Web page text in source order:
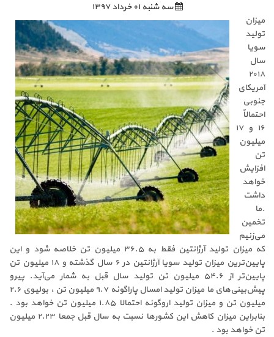
سه شنبه ۰۱ خرداد ۱۳۹۷
میزان
تولید
سویا
سال
۲۰۱۸
آمریکای
جنوبی
احتمالاً
۱۶ و ۱۷
میلیون
تن
افزایش
خواهد
داشت
.ما
تخمین
می‌زنیم
که میزان تولید آرژانتین فقط به ۳۶.۵ میلیون تن خلاصه شود و این
پایین‌ترین میزان تولید سویا آرژانتین در ۶ سال گذشته و ۱۸ میلیون تن
پایین‌تر از ۵۴.۶ میلیون تن تولید سال قبل به شمار می‌آید. پیرو
پیش‌بینی‌های ما میزان تولید امسال پاراگوئه ۹.۷ میلیون تن ، بولیوی ۲.۶
میلیون تن و میزان تولید اروگوئه احتمالا ۱.۸۵ میلیون تن خواهد بود .
بنابراین میزان کاهش این کشورها نسبت به سال قبل جمعا ۲.۲۳ میلیون
تن خواهد بود .